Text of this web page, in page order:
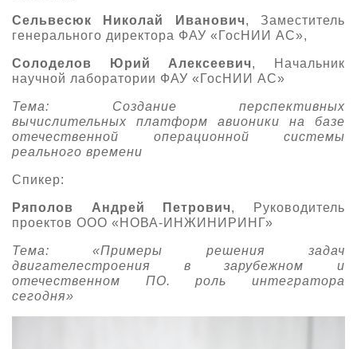
Сельвесюк Николай Иванович, Заместитель
генерального директора ФАУ «ГосНИИ АС»,
Солоделов Юрий Алексеевич, Начальник
научной лаборатории ФАУ «ГосНИИ АС»
Тема: Создание перспективных
вычислительных платформ авионики на базе
отечественной операционной системы
реального времени
Спикер:
Ряполов Андрей Петрович, Руководитель
проектов ООО «НОВА-ИНЖИНИРИНГ»
Тема: «Примеры решения задач
двигателестроения в зарубежном и
отечественном ПО. роль интегратора
сегодня»